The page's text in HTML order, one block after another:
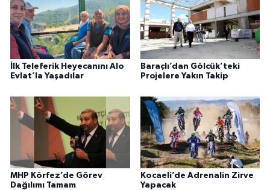
İlk Teleferik Heyecanını Alo
Evlat’la Yaşadılar
Baraçlı’dan Gölcük’teki
Projelere Yakın Takip
MHP Körfez’de Görev
Dağılımı Tamam
Kocaeli’de Adrenalin Zirve
Yapacak